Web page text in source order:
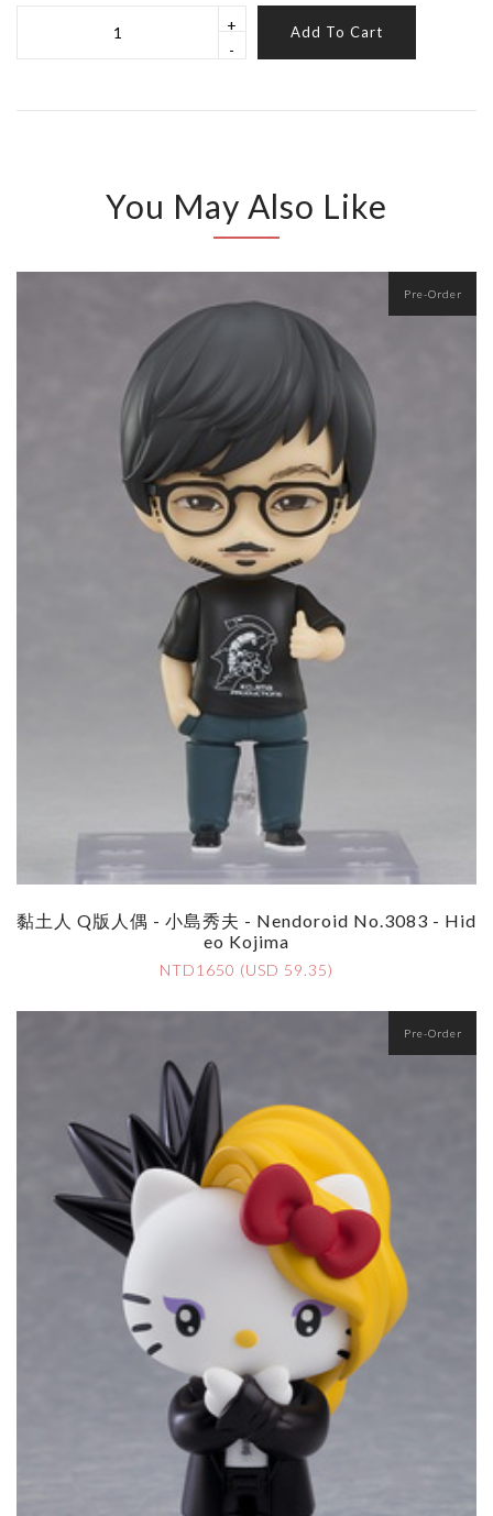
+
-
Add To Cart
You May Also Like
Pre-Order
黏土人 Q版人偶 - 小島秀夫 - Nendoroid No.3083 - Hid
Eo Kojima
NTD1650 (USD 59.35)
Pre-Order